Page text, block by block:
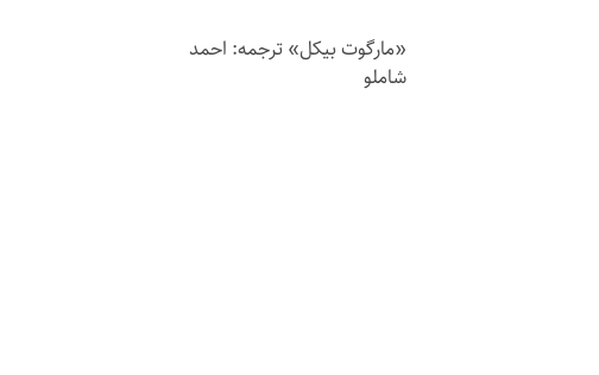
«مارگوت بیکل» ترجمه: احمد
شاملو